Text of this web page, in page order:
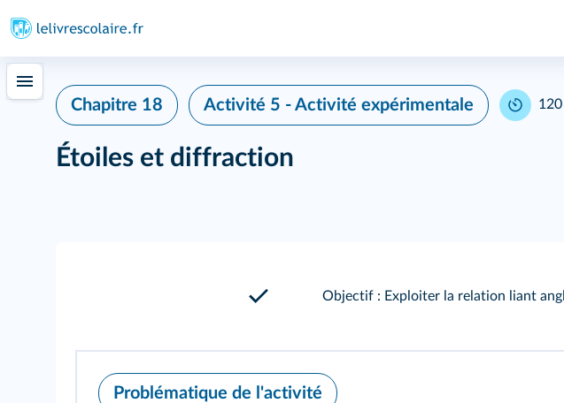
Chapitre 18 Activité 5 - Activité expérimentale
Étoiles et diffraction
Objectif : Exploiter la relation liant
Problématique de l'activité